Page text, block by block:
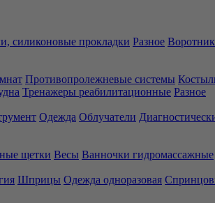
силиконовые прокладки Разное
Противопролежневые системы
Тренажеры реабилитационные Разное
Одежда Облучатели
щетки Весы Ванночки гидромассажные
Шприцы Одежда одноразовая